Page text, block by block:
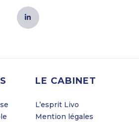
LE CABINET
L’esprit Livo
Mention légales